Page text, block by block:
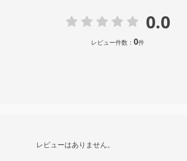
0.0
レビュー件数： 0件
レビューはありません。